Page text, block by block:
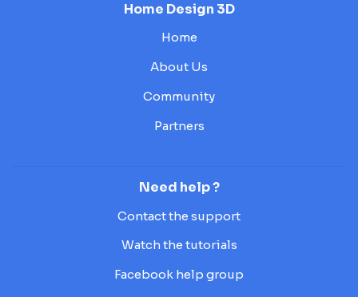
Home Design 3D
Home
About Us
Community
Partners
Need help ?
Contact the support
Watch the tutorials
Facebook help group